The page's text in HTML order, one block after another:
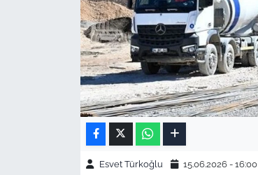
Esvet Türkoğlu 15.06.2026 - 16:00